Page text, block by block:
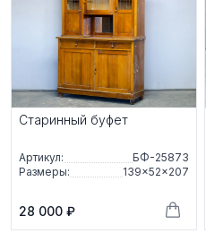
Старинный буфет
Артикул:
БФ-25873
Размеры:
139×52×207
28 000 ₽